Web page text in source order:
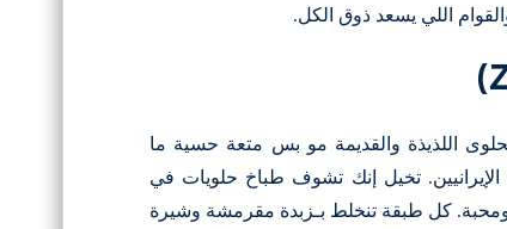
اللي يسعد ذوق الكل.
اللذيذة والقديمة مو بس متعة حسية ما
تخيل إنك تشوف طباخ حلويات في
كل طبقة تنخلط بـزبدة مقرمشة وشيرة